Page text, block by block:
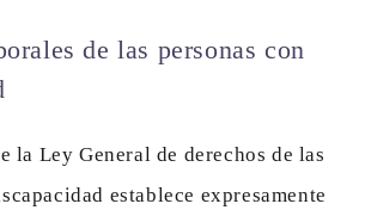
de las personas con
la Ley General de derechos de las
establece expresamente